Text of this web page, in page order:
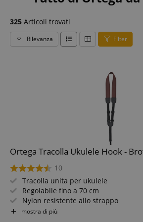
325 Articoli trovati
Rilevanza Filter
Ortega Tracolla Ukulele Hook -
10
Tracolla unita per ukulele
Regolabile fino a 70 cm
Nylon resistente allo strappo
Larghezza: 37 mm
mostra di più